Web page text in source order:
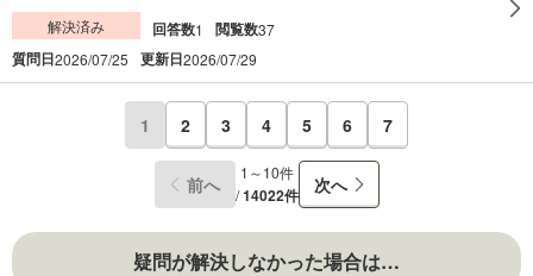
解決済み 回答数1 閲覧数37
質問日2026/07/25 更新日2026/07/29
1 2 3 4 5 6 7
前へ
1～10件
/14022件 次へ
疑問が解決しなかった場合は…